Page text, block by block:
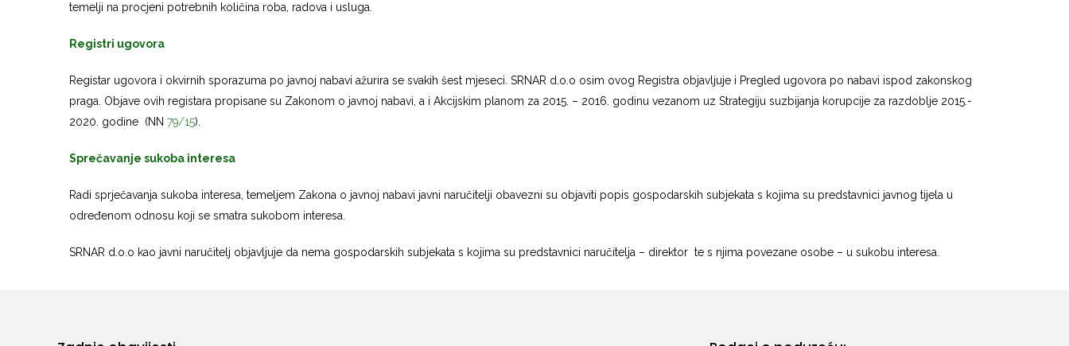
temelji na procjeni potrebnih količina roba, radova i usluga.
Registri ugovora
Registar ugovora i okvirnih sporazuma po javnoj nabavi ažurira se svakih šest mjeseci. SRNAR d.o.o osim ovog Registra objavljuje i Pregled ugovora po nabavi ispod zakonskog
praga. Objave ovih registara propisane su Zakonom o javnoj nabavi, a i Akcijskim planom za 2015. – 2016. godinu vezanom uz Strategiju suzbijanja korupcije za razdoblje 2015.-
2020. godine (NN 79/15).
Sprečavanje sukoba interesa
Radi sprječavanja sukoba interesa, temeljem Zakona o javnoj nabavi javni naručitelji obavezni su objaviti popis gospodarskih subjekata s kojima su predstavnici javnog tijela u
određenom odnosu koji se smatra sukobom interesa.
SRNAR d.o.o kao javni naručitelj objavljuje da nema gospodarskih subjekata s kojima su predstavnici naručitelja – direktor te s njima povezane osobe – u sukobu interesa.